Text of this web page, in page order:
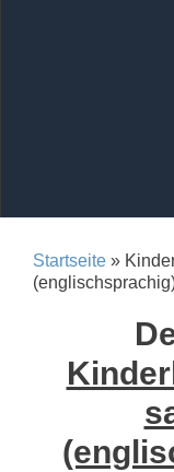
Startseite »